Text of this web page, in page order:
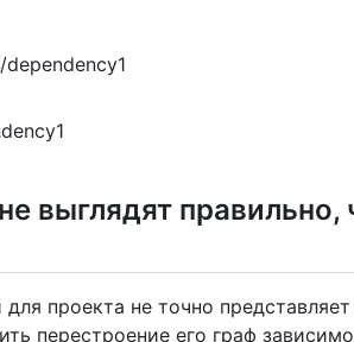
выглядят правильно,
проекта не точно
перестроение его граф